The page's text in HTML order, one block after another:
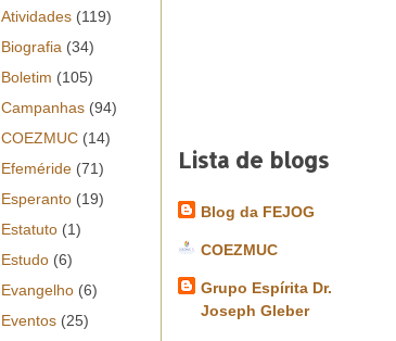
Atividades (119)
Biografia (34)
Boletim (105)
Campanhas (94)
COEZMUC (14)
Efeméride (71)
Esperanto (19)
Estatuto (1)
Estudo (6)
Evangelho (6)
Eventos (25)
Lista de blogs
Blog da FEJOG
COEZMUC
Grupo Espírita Dr.
Joseph Gleber